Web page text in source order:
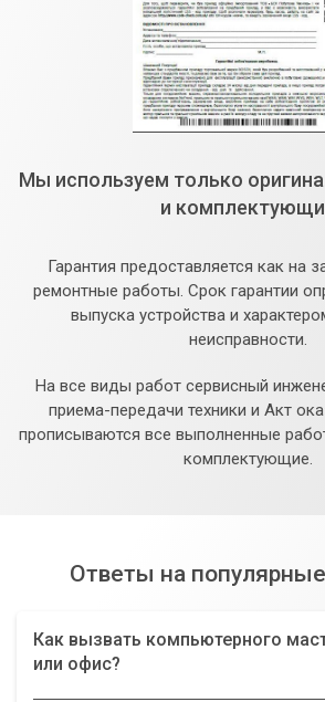
Мы используем только
и
Гарантия предоставляется как на
ремонтные работы. Срок гарантии
выпуска устройства и
неисправности.
На все виды работ сервисный
приема-передачи техники и Акт
прописываются все выполненные
комплектующие.
Ответы на
Как вызвать компьютерного
или офис?